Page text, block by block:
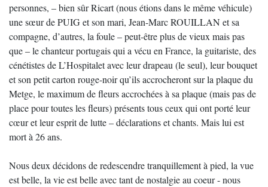
personnes, – bien sûr Ricart (nous étions dans le même véhicule)
une sœur de PUIG et son mari, Jean-Marc ROUILLAN et sa
compagne, d’autres, la foule – peut-être plus de vieux mais pas
que – le chanteur portugais qui a vécu en France, la guitariste, des
cénétistes de L’Hospitalet avec leur drapeau (le seul), leur bouquet
et son petit carton rouge-noir qu’ils accrocheront sur la plaque du
Metge, le maximum de fleurs accrochées à sa plaque (mais pas de
place pour toutes les fleurs) présents tous ceux qui ont porté leur
cœur et leur esprit de lutte – déclarations et chants. Mais lui est
mort à 26 ans.
Nous deux décidons de redescendre tranquillement à pied, la vue
est belle, la vie est belle avec tant de nostalgie au coeur - nous